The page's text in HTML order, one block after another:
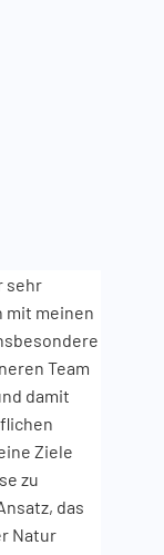
sehr
mit meinen
Team
damit
Ziele
zu
das
Natur